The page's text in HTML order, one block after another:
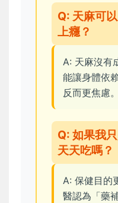
Q: 天麻可
上癮？
A: 天麻沒有
能讓身體依
反而更焦慮
Q: 如果我
天天吃嗎？
A: 保健目的
醫認為「藥